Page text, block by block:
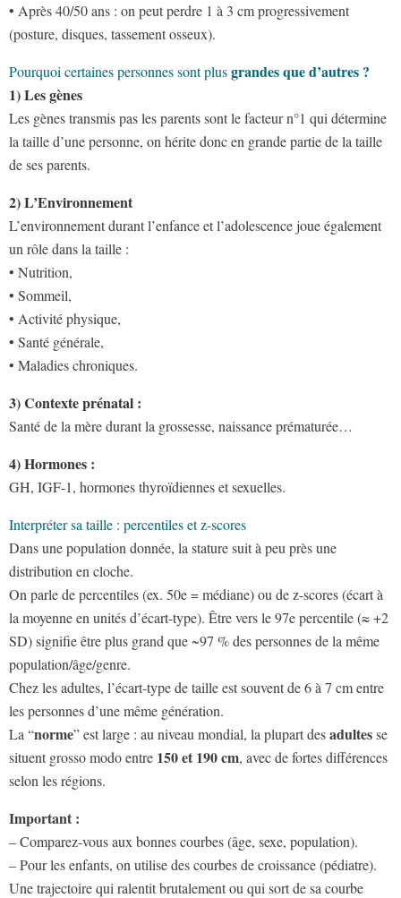
• Après 40/50 ans : on peut perdre 1 à 3 cm progressivement
(posture, disques, tassement osseux).
Pourquoi certaines personnes sont plusgrandes que d’autres ?
1) Les gènes
Les gènes transmis pas les parents sont le facteur n°1 qui détermine
la taille d’une personne, on hérite donc en grande partie de la taille
de ses parents.
2) L’Environnement
L’environnement durant l’enfance et l’adolescence joue également
un rôle dans la taille :
• Nutrition,
• Sommeil,
• Activité physique,
• Santé générale,
• Maladies chroniques.
3) Contexte prénatal :
Santé de la mère durant la grossesse, naissance prématurée…
4) Hormones :
GH, IGF-1, hormones thyroïdiennes et sexuelles.
Interpréter sa taille : percentiles et z-scores
Dans une population donnée, la stature suit à peu près une
distribution en cloche.
On parle de percentiles (ex. 50e = médiane) ou de z-scores (écart à
la moyenne en unités d’écart-type). Être vers le 97e percentile (≈ +2
SD) signifie être plus grand que ~97 % des personnes de la même
population/âge/genre.
Chez les adultes, l’écart-type de taille est souvent de 6 à 7 cm entre
les personnes d’une même génération.
La “norme” est large : au niveau mondial, la plupart desadultesse
situent grosso modo entre 150 et 190 cm, avec de fortes différences
selon les régions.
Important :
– Comparez-vous aux bonnes courbes (âge, sexe, population).
– Pour les enfants, on utilise des courbes de croissance (pédiatre).
Une trajectoire qui ralentit brutalement ou qui sort de sa courbe